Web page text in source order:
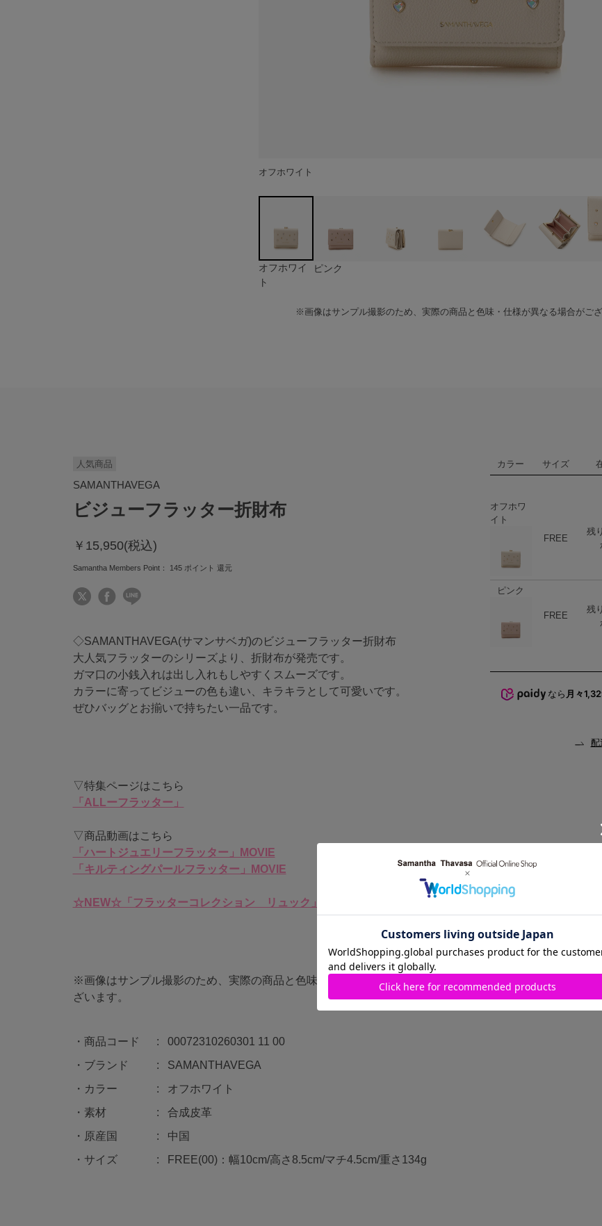
オフホワイト
ピンク
オフホワイ
ト
ピンク
※画像はサンプル撮影のため、実際の商品と色味・仕様が異なる場合がござ
人気商品
SAMANTHAVEGA
ビジューフラッター折財布
￥15,950(税込)
Samantha Members Point： 145ポイント 還元
◇SAMANTHAVEGA(サマンサベガ)のビジューフラッター折財布
大人気フラッターのシリーズより、折財布が発売です。
ガマ口の小銭入れは出し入れもしやすくスムーズです。
カラーに寄ってビジューの色も違い、キラキラとして可愛いです。
ぜひバッグとお揃いで持ちたい一品です。
▽特集ページはこちら
「ALLーフラッター」
▽商品動画はこちら
「ハートジュエリーフラッター」MOVIE
「キルティングパールフラッター」MOVIE
☆NEW☆「フラッターコレクション リュック」MOVIE
※画像はサンプル撮影のため、実際の商品と色味・仕様が異なる場合がご
ざいます。
商品コード
00072310260301 11 00
ブランド
SAMANTHAVEGA
カラー
オフホワイト
素材
合成皮革
原産国
中国
サイズ
FREE(00)：幅10cm/高さ8.5cm/マチ4.5cm/重さ134g
カラー サイズ
オフホワ
イト
FREE
残
ピンク
FREE
残
なら 月々
配